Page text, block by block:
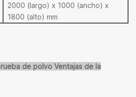
2000 (largo) x 1000 (ancho) x
1800 (alto) mm
de polvo Ventajas de la